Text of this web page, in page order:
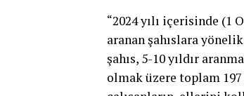
“2024 yılı içerisinde (1
aranan şahıslara
şahıs, 5-10 yıldır
olmak üzere toplam